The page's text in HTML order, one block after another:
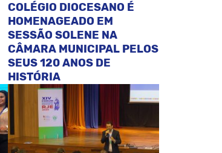
COLÉGIO DIOCESANO É
HOMENAGEADO EM
SESSÃO SOLENE NA
CÂMARA MUNICIPAL PELOS
SEUS 120 ANOS DE
HISTÓRIA